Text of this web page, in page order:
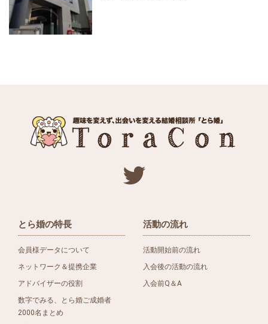
とら婚の特長
会員様データについて
ネットワーク＆提携企業
アドバイザーの役割
数字でみる、とら婚ご成婚者
2000名まとめ
活動の流れ
活動開始前の流れ
入会後の活動の流れ
入会前Q＆A